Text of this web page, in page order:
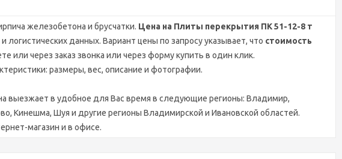
железобетона и брусчатки. Цена на Плиты перекрытия ПК 51-12-8 т
данных. Вариант цены по запросу указывает, что стоимость
или через заказ звонка или через форму купить в один клик.
размеры, вес, описание и фотографии.
выезжает в удобное для Вас время в следующие регионы: Владимир,
Кинешма, Шуя и другие регионы Владимирской и Ивановской областей.
магазин и в офисе.